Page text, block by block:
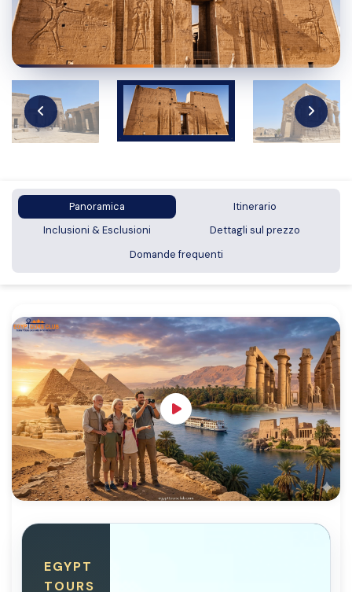
Panoramica
Itinerario
Inclusioni & Esclusioni
Dettagli sul prezzo
Domande frequenti
EGYPT
TOURS